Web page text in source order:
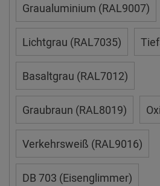
Graualuminium (RAL9007)
Lichtgrau (RAL7035)
Basaltgrau (RAL7012)
Graubraun (RAL8019)
Verkehrsweiß (RAL9016)
DB 703 (Eisenglimmer)